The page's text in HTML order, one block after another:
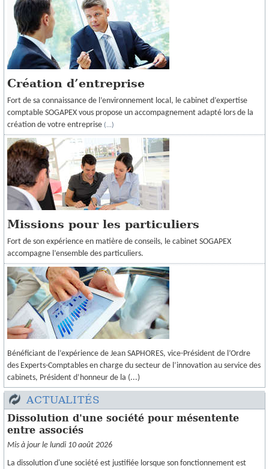
Création d’entreprise
Fort de sa connaissance de l’environnement local, le cabinet d’expertise
comptable SOGAPEX vous propose un accompagnement adapté lors de la
création de votre entreprise (...)
Missions pour les particuliers
Fort de son expérience en matière de conseils, le cabinet SOGAPEX
accompagne l’ensemble des particuliers.
Bénéficiant de l’expérience de Jean SAPHORES, vice-Président de l’Ordre
des Experts-Comptables en charge du secteur de l’innovation au service des
cabinets, Président d’honneur de la (...)
ACTUALITÉS
Dissolution d'une société pour mésentente
entre associés
Mis à jour le lundi 10 août 2026
La dissolution d'une société est justifiée lorsque son fonctionnement est